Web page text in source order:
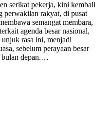
serikat pekerja, kini kembali
perwakilan rakyat, di pusat
semangat membara,
agenda besar nasional,
rasa ini, menjadi
sebelum perayaan besar
bulan depan.…